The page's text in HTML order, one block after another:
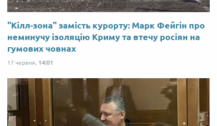
"Кілл-зона" замість курорту: Марк Фейгін про
неминучу ізоляцію Криму та втечу росіян на
гумових човнах
17 червня, 14:01